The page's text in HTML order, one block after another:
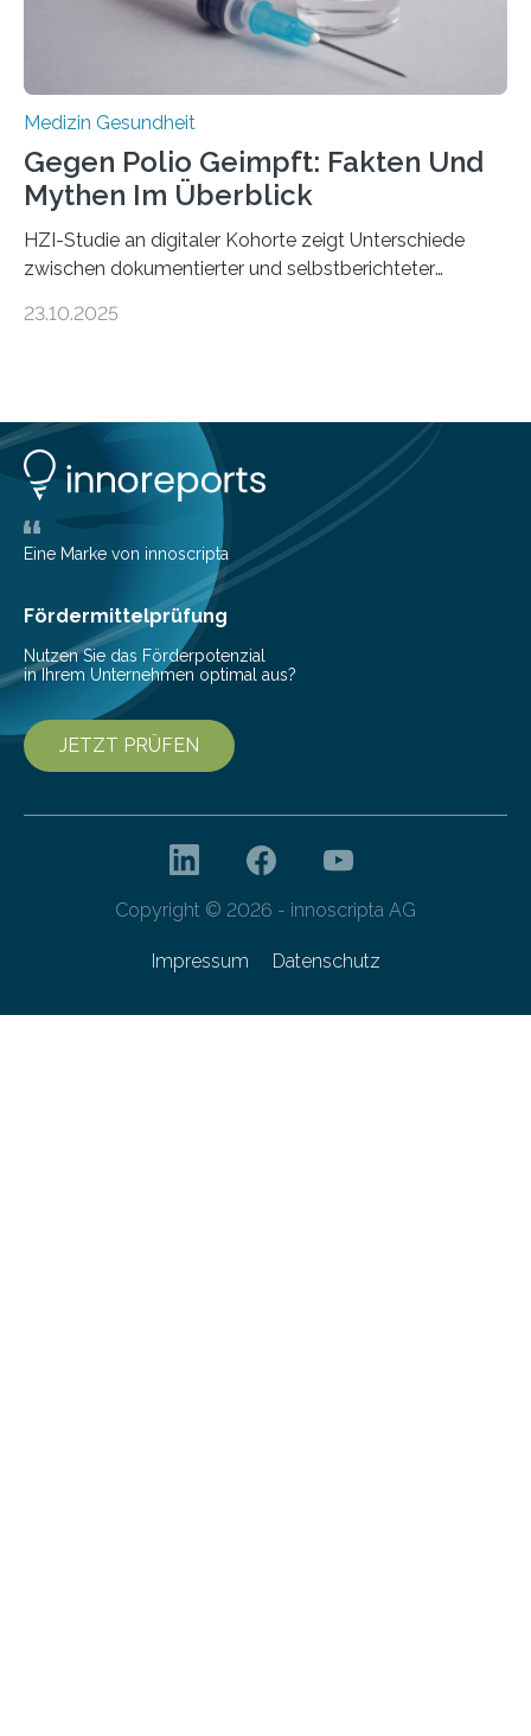
Stiftung unterstützte das Projekt…
Medizin Gesundheit
Gegen Polio Geimpft: Fakten Und
Mythen Im Überblick
HZI-Studie an digitaler Kohorte zeigt Unterschiede
zwischen dokumentierter und selbstberichteter
Kinderlähmung, ist eine ansteckende Krankheit, die
nur noch in zwei Ländern endemisch. Bis das Virus
weltweit ausgerottet ist, ist aber auch in Deutschland
ein Impfschutz wichtig, da das Virus jederzeit wieder
eingeschleppt werden könnte. Epidemiolog:innen des
Helmholtz-Zentrums für Infektionsforschung (HZI)
haben nun gezeigt, dass viele…
23.10.2025
Eine Marke von innoscripta
Fördermittelprüfung
Nutzen Sie das Förderpotenzial
in Ihrem Unternehmen optimal aus?
JETZT PRÜFEN
Copyright © 2026 - innoscripta AG
Impressum Datenschutz